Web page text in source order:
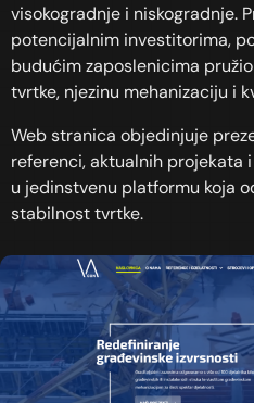
visokogradnje i niskogradnje.
potencijalnim investitorima,
budućim zaposlenicima
tvrtke, njezinu mehanizaciju i
Web stranica objedinjuje
referenci, aktualnih projekata
u jedinstvenu platformu koja
stabilnost tvrtke.